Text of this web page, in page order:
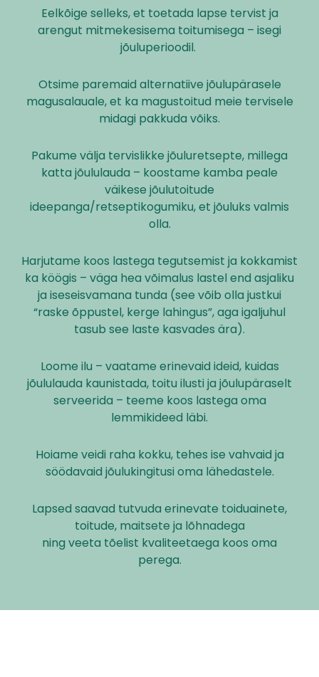
Eelkõige selleks, et toetada lapse tervist ja
arengut mitmekesisema toitumisega – isegi
jõuluperioodil.
Otsime paremaid alternatiive jõulupärasele
magusalauale, et ka magustoitud meie tervisele
midagi pakkuda võiks.
Pakume välja tervislikke jõuluretsepte, millega
katta jõululauda – koostame kamba peale
väikese jõulutoitude
ideepanga/retseptikogumiku, et jõuluks valmis
olla.
Harjutame koos lastega tegutsemist ja kokkamist
ka köögis – väga hea võimalus lastel end asjaliku
ja iseseisvamana tunda (see võib olla justkui
“raske õppustel, kerge lahingus”, aga igaljuhul
tasub see laste kasvades ära).
Loome ilu – vaatame erinevaid ideid, kuidas
jõululauda kaunistada, toitu ilusti ja jõulupäraselt
serveerida – teeme koos lastega oma
lemmikideed läbi.
Hoiame veidi raha kokku, tehes ise vahvaid ja
söödavaid jõulukingitusi oma lähedastele.
Lapsed saavad tutvuda erinevate toiduainete,
toitude, maitsete ja lõhnadega
ning veeta tõelist kvaliteetaega koos oma
perega.